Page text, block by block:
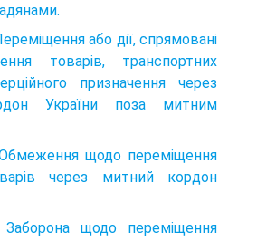
або дії, спрямовані
товарів, транспортних
призначення через
України поза митним
щодо переміщення
через митний кордон
щодо переміщення